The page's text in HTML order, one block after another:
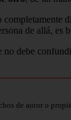
de allá,
no debe
de autor o